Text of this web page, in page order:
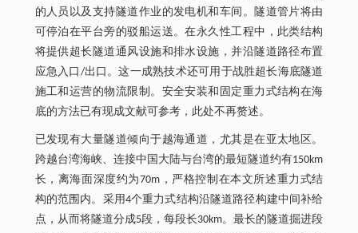
的人员以及支持隧道作业的发电机和车间。隧道管片将由
可停泊在平台旁的驳船运送。在永久性工程中，此类结构
将提供超长隧道通风设施和排水设施，并沿隧道路径布置
应急入口/出口。这一成熟技术还可用于战胜超长海底隧道
施工和运营的物流限制。安全安装和固定重力式结构在海
底的方法已有现成文献可参考，此处不再赘述。
已发现有大量隧道倾向于越海通道，尤其是在亚太地区。
跨越台湾海峡、连接中国大陆与台湾的最短隧道约有150km
长，离海面深度约为70m，严格控制在本文所述重力式结
构的范围内。采用4个重力式结构沿隧道路径构建中间补给
点，从而将隧道分成5段，每段长30km。最长的隧道掘进段